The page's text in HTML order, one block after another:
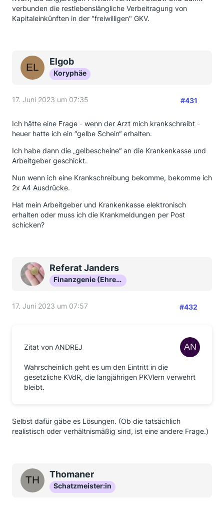
verbunden die restlebenslängliche Verbeitragung von
Kapitaleinkünften in der "freiwilligen" GKV.
Elgob
Koryphäe
17. Juni 2023 um 07:35 #431
Ich hätte eine Frage - wenn der Arzt mich krankschreibt -
heuer hatte ich ein “gelbe Schein“ erhalten.
Ich habe dann die „gelbescheine“ an die Krankenkasse und
Arbeitgeber geschickt.
Nun wenn ich eine Krankschreibung bekomme, bekomme ich
2x A4 Ausdrücke.
Hat mein Arbeitgeber und Krankenkasse elektronisch
erhalten oder muss ich die Krankmeldungen per Post
schicken?
Referat Janders
Finanzgenie (Ehrenmitglied)
17. Juni 2023 um 07:57 #432
Zitat von ANDREJ
Wahrscheinlich geht es um den Eintritt in die
gesetzliche KVdR, die langjährigen PKVlern verwehrt
bleibt.
Selbst dafür gäbe es Lösungen. (Ob die tatsächlich
realistisch oder verhältnismäßig sind, ist eine andere Frage.)
Thomaner
Schatzmeister:in